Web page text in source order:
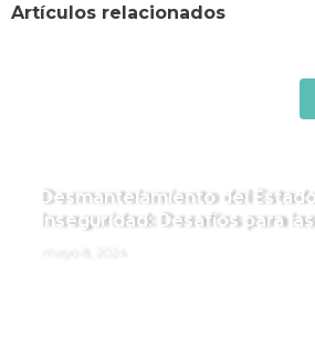
Artículos relacionados
Desmantelamiento del
Inseguridad: Desafíos para